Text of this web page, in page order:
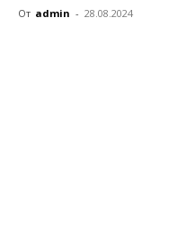
От admin - 28.08.2024